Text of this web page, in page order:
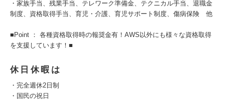
・家族手当、残業手当、テレワーク準備金、テクニカル手当、退職金
制度、資格取得手当、育児・介護、育児サポート制度、傷病保険 他
■Point ： 各種資格取得時の報奨金有！AWS以外にも様々な資格取得
を支援しています！■
休日休暇は
・完全週休2日制
・国民の祝日